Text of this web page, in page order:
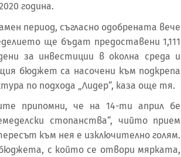
година.
период, съгласно одобрената вече
ще бъдат предоставени 1,111
за инвестиции в околна среда и
бюджет са насочени към подкрепа
по подхода „Лидер“, каза още тя.
припомни, че на 14-ти април бе
стопанства“, чийто прием
към нея е изключително голям.
с който се отвори мярката,